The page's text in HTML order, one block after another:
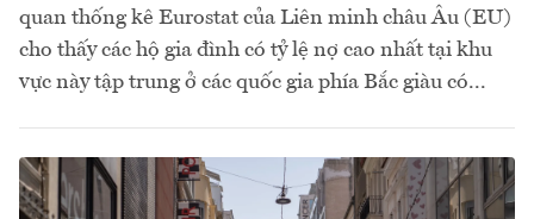
quan thống kê Eurostat của Liên minh châu Âu (EU)
cho thấy các hộ gia đình có tỷ lệ nợ cao nhất tại khu
vực này tập trung ở các quốc gia phía Bắc giàu có...